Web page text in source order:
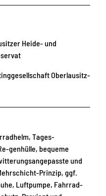
Heide- und
Oberlausitz-
Tages-
genhülle, bequeme
und
Prinzip, ggf.
Luftpumpe, Fahrrad-